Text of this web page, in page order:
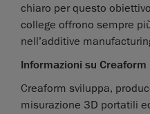
chiaro per questo
college offrono sempre
nell’additive
Informazioni su Creaform
Creaform sviluppa,
misurazione 3D portatili